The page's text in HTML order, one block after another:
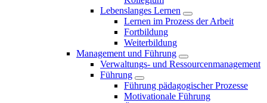
Lebenslanges Lernen
Lernen im Prozess der Arbeit
Fortbildung
Weiterbildung
Management und Führung
Verwaltungs- und Ressourcenmanagement
Führung
Führung pädagogischer Prozesse
Motivationale Führung